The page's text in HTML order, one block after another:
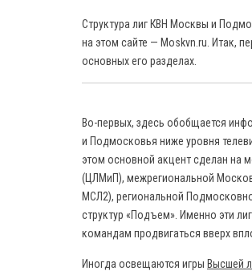
Структура лиг КВН Москвы и
на этом сайте — Moskvn.ru. Итак,
основных его разделах.
Во-первых, здесь обобщается
и Подмосковья ниже уровня
этом основной акцент сделан на
(ЦЛМиП), межрегиональной
МСЛ2), региональной
структур «Подъем». Именно эти
командам продвигаться вверх
Иногда освещаются игры Высшей